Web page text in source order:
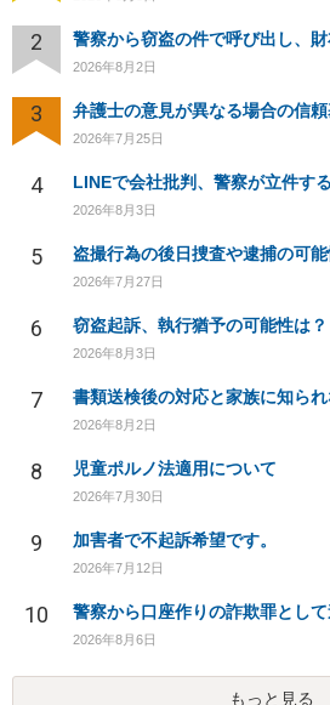
2 警察から窃盗の件で呼び出し、
2026年8月2日
3
2026年7月25日
4 LINEで会社批判、警察が立件す
2026年8月3日
5 盗撮行為の後日捜査や逮捕の可
2026年7月27日
6 窃盗起訴、執行猶予の可能性は？
2026年8月3日
7
2026年8月2日
8 児童ポルノ法適用について
2026年7月30日
9 加害者で不起訴希望です。
2026年7月12日
10 警察から口座作りの詐欺罪として
2026年8月6日
もっと見る